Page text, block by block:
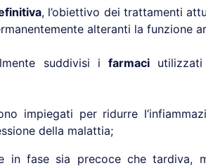
, l’obiettivo dei trattamenti
alteranti la funzione
suddivisi ifarmaci
impiegati per ridurre
della malattia;
in fase sia precoce che